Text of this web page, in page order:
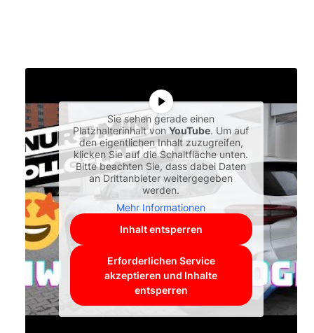
Sie sehen gerade einen
Platzhalterinhalt vonYouTube. Um auf
den eigentlichen Inhalt zuzugreifen,
klicken Sie auf die Schaltfläche unten.
Bitte beachten Sie, dass dabei Daten
an Drittanbieter weitergegeben
werden.
Mehr Informationen
Inhalt entsperren
Erforderlichen Service
akzeptieren und Inhalte
entsperren